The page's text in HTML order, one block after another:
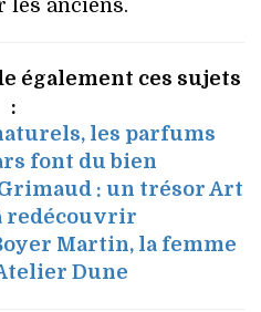
les anciens.
également ces sujets
:
les parfums
font du bien
: un trésor Art
redécouvrir
Martin, la femme
Dune